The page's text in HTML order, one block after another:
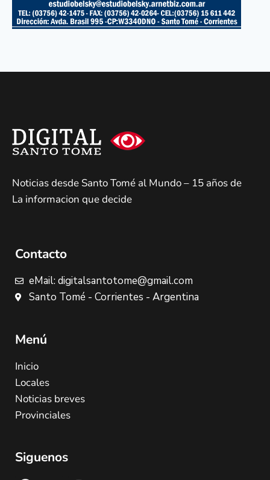
Noticias desde Santo Tomé al Mundo – 15 años de
La informacion que decide
Contacto
eMail: digitalsantotome@gmail.com
Santo Tomé - Corrientes - Argentina
Menú
Inicio
Locales
Noticias breves
Provinciales
Siguenos